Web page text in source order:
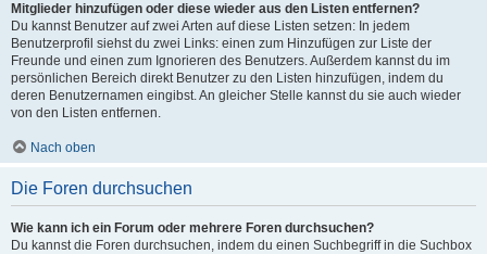
Mitglieder hinzufügen oder diese wieder aus den Listen entfernen?
Du kannst Benutzer auf zwei Arten auf diese Listen setzen: In jedem
Benutzerprofil siehst du zwei Links: einen zum Hinzufügen zur Liste der
Freunde und einen zum Ignorieren des Benutzers. Außerdem kannst du im
persönlichen Bereich direkt Benutzer zu den Listen hinzufügen, indem du
deren Benutzernamen eingibst. An gleicher Stelle kannst du sie auch wieder
von den Listen entfernen.
Nach oben
Die Foren durchsuchen
Wie kann ich ein Forum oder mehrere Foren durchsuchen?
Du kannst die Foren durchsuchen, indem du einen Suchbegriff in die Suchbox